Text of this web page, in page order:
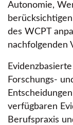
Autonomie,
des WCPT
nachfolgenden
Forschungs-
verfügbaren
Berufspraxis